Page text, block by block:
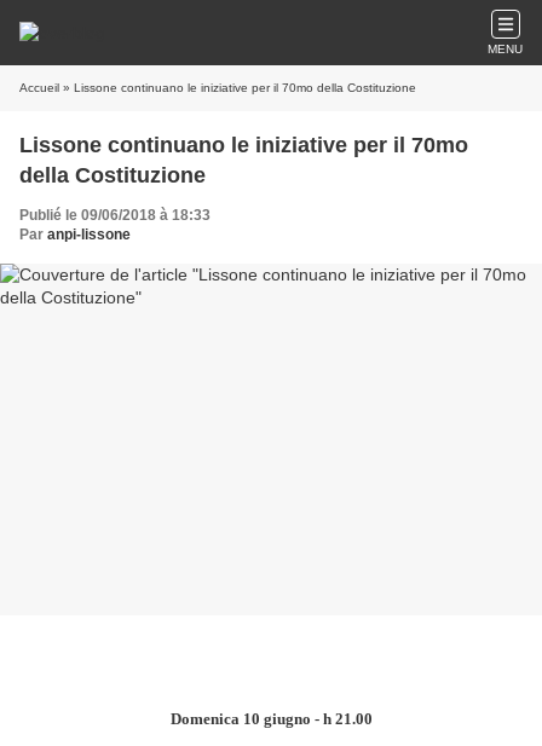
MENU
Accueil » Lissone continuano le iniziative per il 70mo della Costituzione
Lissone continuano le iniziative per il 70mo
della Costituzione
Publié le 09/06/2018 à 18:33
Par anpi-lissone
Domenica 10 giugno - h 21.00